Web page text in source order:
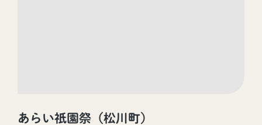
あらい祇園祭（松川町）